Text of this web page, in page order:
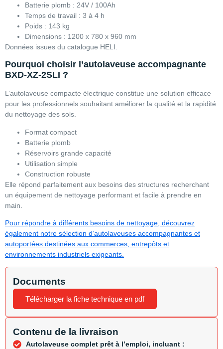
Batterie plomb : 24V / 100Ah
Temps de travail : 3 à 4 h
Poids : 143 kg
Dimensions : 1200 x 780 x 960 mm
Données issues du catalogue HELI.
Pourquoi choisir l’autolaveuse accompagnante
BXD-XZ-2SLI ?
L’autolaveuse compacte électrique constitue une solution efficace
pour les professionnels souhaitant améliorer la qualité et la rapidité
du nettoyage des sols.
Format compact
Batterie plomb
Réservoirs grande capacité
Utilisation simple
Construction robuste
Elle répond parfaitement aux besoins des structures recherchant
un équipement de nettoyage performant et facile à prendre en
main.
Pour répondre à différents besoins de nettoyage, découvrez
également notre sélection d’autolaveuses accompagnantes et
autoportées destinées aux commerces, entrepôts et
environnements industriels exigeants.
Documents
Télécharger la fiche technique en pdf
Contenu de la livraison
Autolaveuse complet prêt à l’emploi, incluant :